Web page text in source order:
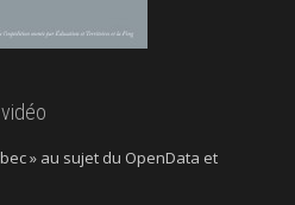
» au sujet du OpenData et